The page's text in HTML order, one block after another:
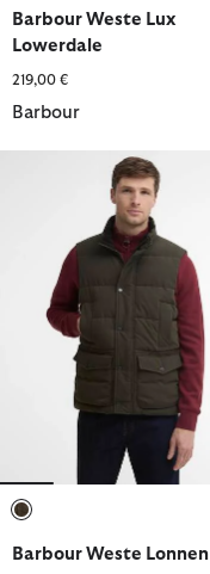
Barbour Weste Lux
Lowerdale
219,00 €
Barbour
Barbour Weste Lonnen
Barbour Weste Lonnen